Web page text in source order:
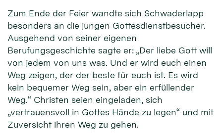
Zum Ende der Feier wandte sich Schwaderlapp
besonders an die jungen Gottesdienstbesucher.
Ausgehend von seiner eigenen
Berufungsgeschichte sagte er: „Der liebe Gott will
von jedem von uns was. Und er wird euch einen
Weg zeigen, der der beste für euch ist. Es wird
kein bequemer Weg sein, aber ein erfüllender
Weg.“ Christen seien eingeladen, sich
„vertrauensvoll in Gottes Hände zu legen“ und mit
Zuversicht ihren Weg zu gehen.